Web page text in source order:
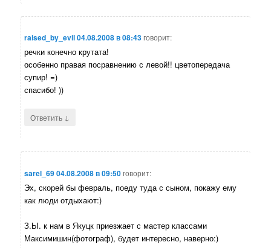
raised_by_evil04.08.2008 в 08:43говорит:
речки конечно крутата!
особенно правая посравнению с левой!! цветопередача
супир! =)
спасибо! ))
Ответить ↓
sarel_6904.08.2008 в 09:50говорит:
Эх, скорей бы февраль, поеду туда с сыном, покажу ему
как люди отдыхают:)
З.Ы. к нам в Якуцк приезжает с мастер классами
Максимишин(фотограф), будет интересно, наверно:)